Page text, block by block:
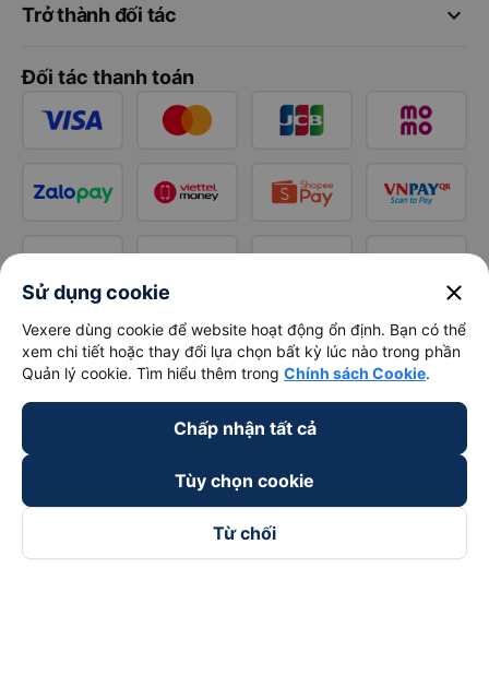
keyboard_arrow_down
Trở thành đối tác
Đối tác thanh toán
Sử dụng cookie close
Vexere dùng cookie để website hoạt động ổn định. Bạn có thể
xem chi tiết hoặc thay đổi lựa chọn bất kỳ lúc nào trong phần
Quản lý cookie. Tìm hiểu thêm trong Chính sách Cookie.
Chấp nhận tất cả
Tùy chọn cookie
Từ chối